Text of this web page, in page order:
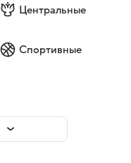
Центральные
Спортивные